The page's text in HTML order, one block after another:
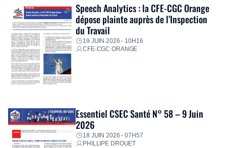
Speech Analytics : la CFE-CGC Orange
dépose plainte auprès de l’Inspection
du Travail
19 JUIN 2026 - 10H16
CFE-CGC ORANGE
Essentiel CSEC Santé N° 58 – 9 Juin
2026
18 JUIN 2026 - 07H57
PHILLIPE DROUET